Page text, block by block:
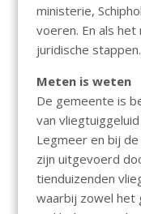
ministerie,
voeren. En als
juridische stappen.
Meten is weten
De gemeente is
van
Legmeer en bij
zijn uitgevoerd
tienduizenden
waarbij zowel het